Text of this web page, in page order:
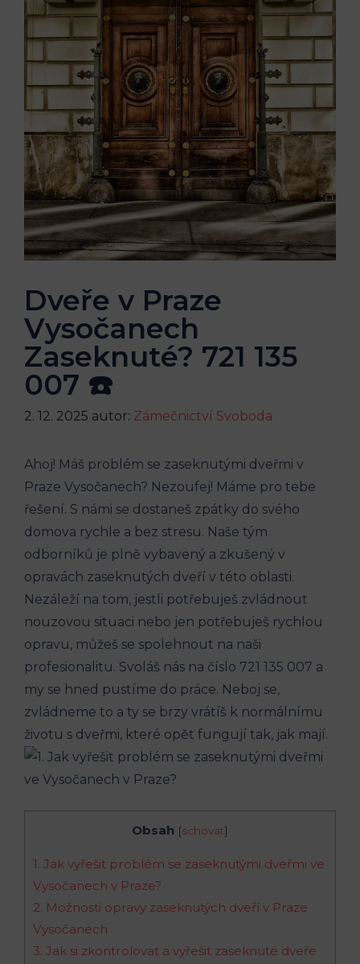
Dveře v Praze
Vysočanech
Zaseknuté? 721 135
007 ☎️
2. 12. 2025 autor: Zámečnictví Svoboda
Ahoj! Máš problém se zaseknutými dveřmi v
Praze Vysočanech? Nezoufej! Máme pro tebe
řešení. S námi se dostaneš zpátky do svého
domova rychle a bez stresu. Naše tým
odborníků je plně vybavený a zkušený v
opravách zaseknutých dveří v této oblasti.
Nezáleží na tom, jestli potřebuješ zvládnout
nouzovou situaci nebo jen potřebuješ rychlou
opravu, můžeš se spolehnout na naši
profesionalitu. Svoláš nás na číslo 721 135 007 a
my se hned pustíme do práce. Neboj se,
zvládneme to a ty se brzy vrátíš k normálnímu
životu s dveřmi, které opět fungují tak, jak mají.
Obsah [schovat]
1. Jak vyřešit problém se zaseknutými dveřmi ve
Vysočanech v Praze?
2. Možnosti opravy zaseknutých dveří v Praze
Vysočanech
3. Jak si zkontrolovat a vyřešit zaseknuté dveře